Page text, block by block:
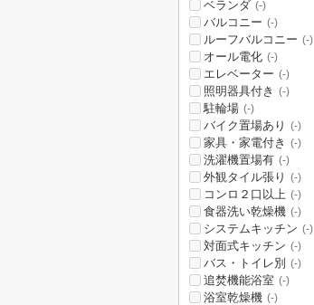
ベランダ (-)
バルコニー (-)
ルーフバルコニー (-)
オール電化 (-)
エレベーター (-)
照明器具付き (-)
駐輪場 (-)
バイク置場あり (-)
家具・家電付き (-)
洗濯機置場有 (-)
外観タイル張り (-)
コンロ２口以上 (-)
食器洗い乾燥機 (-)
システムキッチン (-)
対面式キッチン (-)
バス・トイレ別 (-)
追焚機能浴室 (-)
浴室乾燥機 (-)